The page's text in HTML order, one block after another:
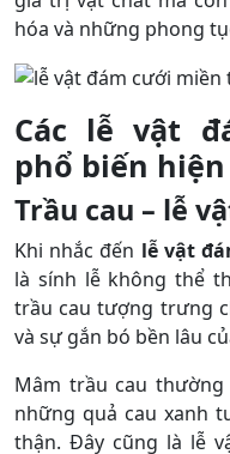
hóa và những phong
Các lễ vật
phổ biến
Trầu cau – lễ
Khi nhắc đến lễ vật
là sính lễ không thể
trầu cau tượng trưng
và sự gắn bó bền lâu
Mâm trầu cau
những quả cau xanh
thận. Đây cũng là lễ